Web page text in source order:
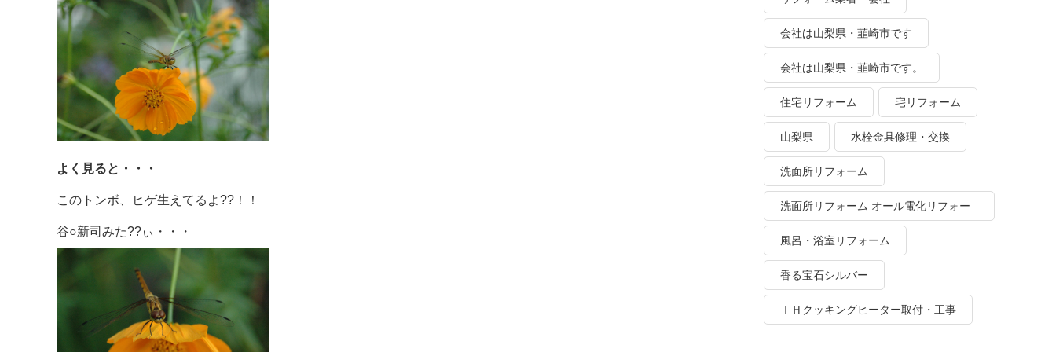
よく見ると・・・
このトンボ、ヒゲ生えてるよ??！！
谷○新司みた??ぃ・・・
会社は山梨県・韮崎市です
会社は山梨県・韮崎市です。
住宅リフォーム 宅リフォーム
山梨県 水栓金具修理・交換
洗面所リフォーム
洗面所リフォーム オール電化リフォー
ム
風呂・浴室リフォーム
香る宝石シルバー
ＩＨクッキングヒーター取付・工事